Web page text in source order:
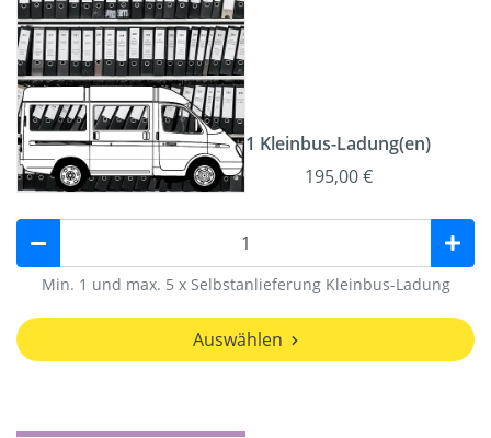
1 Kleinbus-Ladung(en)
195,00 €
Min. 1 und max. 5 x Selbstanlieferung Kleinbus-Ladung
Auswählen